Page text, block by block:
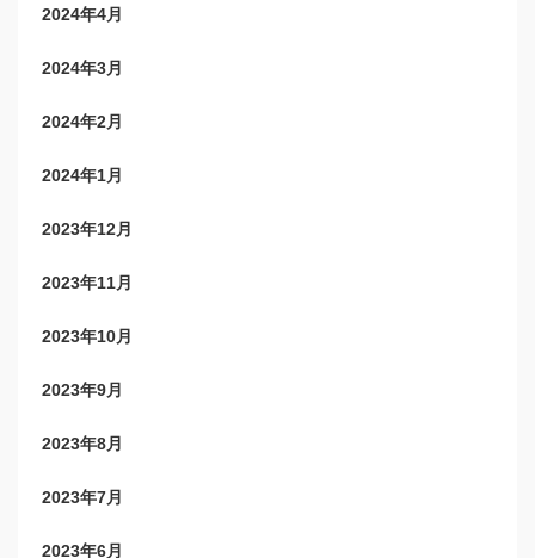
2024年4月
2024年3月
2024年2月
2024年1月
2023年12月
2023年11月
2023年10月
2023年9月
2023年8月
2023年7月
2023年6月